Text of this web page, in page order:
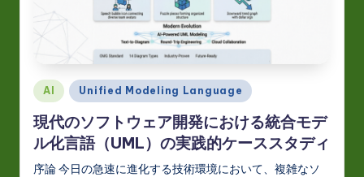
p
a
n
e
Posted
in
AI Unified Modeling Language
現代のソフトウェア開発における統合モデ
ル化言語（UML）の実践的ケーススタディ
序論 今日の急速に進化する技術環境において、複雑なソ